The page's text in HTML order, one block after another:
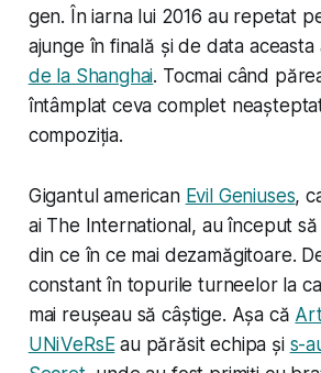
gen. În iarna lui 2016 au repetat
ajunge în finală și de data aceasta
de la Shanghai. Tocmai când
întâmplat ceva complet
compoziția.
Gigantul american Evil Geniuses,
ai The International, au început
din ce în ce mai dezamăgitoare.
constant în topurile turneelor la
mai reușeau să câștige. Așa că
UNiVeRsEau părăsit echipa și s-